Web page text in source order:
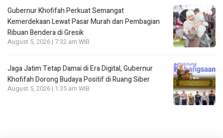
Gubernur Khofifah Perkuat Semangat
Kemerdekaan Lewat Pasar Murah dan Pembagian
Ribuan Bendera di Gresik
August 5, 2026 | 7:32 am WIB
Jaga Jatim Tetap Damai di Era Digital, Gubernur
Khofifah Dorong Budaya Positif di Ruang Siber
August 5, 2026 | 1:35 am WIB